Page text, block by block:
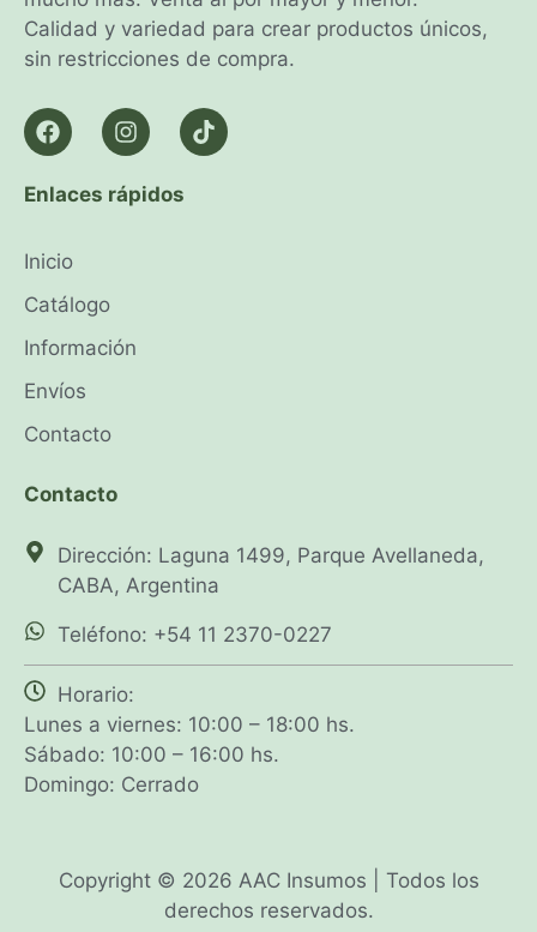
Calidad y variedad para crear productos únicos,
sin restricciones de compra.
Enlaces rápidos
Inicio
Catálogo
Información
Envíos
Contacto
Contacto
Dirección: Laguna 1499, Parque Avellaneda,
CABA, Argentina
Teléfono: +54 11 2370-0227
Horario:
Lunes a viernes: 10:00 – 18:00 hs.
Sábado: 10:00 – 16:00 hs.
Domingo: Cerrado
Copyright © 2026 AAC Insumos | Todos los
derechos reservados.